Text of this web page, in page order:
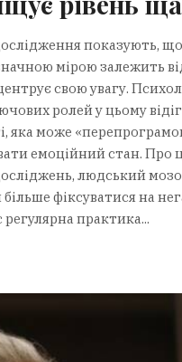
показують,
мірою залежить
свою увагу.
ролей у цьому
яка може
емоційний стан. Про
людський
фіксуватися на
практика...